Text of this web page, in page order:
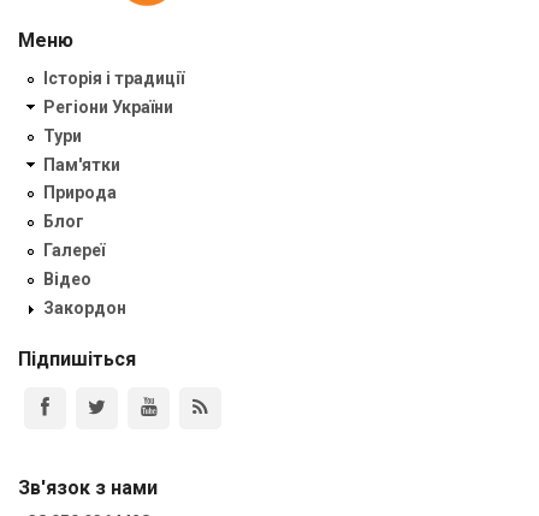
Меню
Історія і традиції
Регіони України
Тури
Пам'ятки
Природа
Блог
Галереї
Відео
Закордон
Підпишіться
Зв'язок з нами